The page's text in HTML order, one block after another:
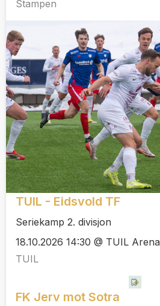
Stampen
TUIL - Eidsvold TF
Seriekamp 2. divisjon
18.10.2026 14:30 @ TUIL Arena
TUIL
FK Jerv mot Sotra